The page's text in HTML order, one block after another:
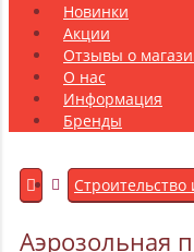
Новинки
Акции
Отзывы о
О нас
Информация
Бренды
Аэрозольная